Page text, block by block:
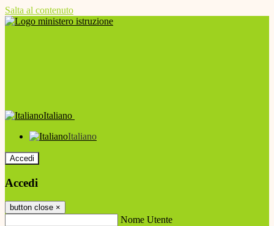
Salta al contenuto
Italiano
Italiano
Accedi
Accedi
button close ×
Nome Utente